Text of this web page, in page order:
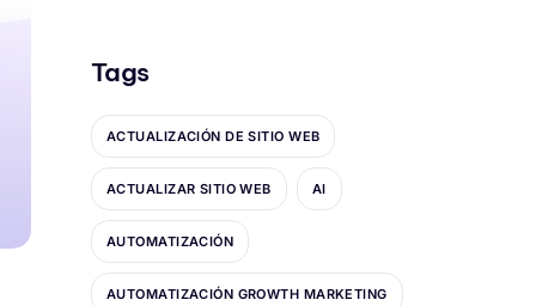
Tags
ACTUALIZACIÓN DE SITIO WEB
ACTUALIZAR SITIO WEB AI
AUTOMATIZACIÓN
AUTOMATIZACIÓN GROWTH MARKETING